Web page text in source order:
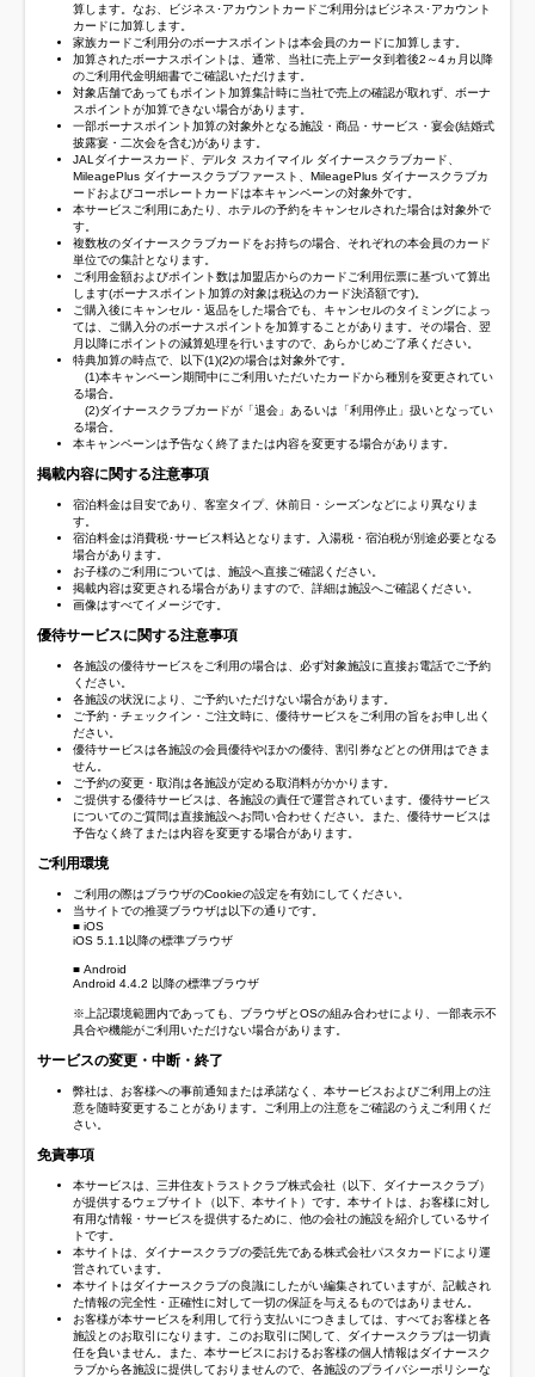
算します。なお、ビジネス･アカウントカードご利用分はビジネス･アカウント
カードに加算します。
家族カードご利用分のボーナスポイントは本会員のカードに加算します。
加算されたボーナスポイントは、通常、当社に売上データ到着後2～4ヵ月以降
のご利用代金明細書でご確認いただけます。
対象店舗であってもポイント加算集計時に当社で売上の確認が取れず、ボーナ
スポイントが加算できない場合があります。
一部ボーナスポイント加算の対象外となる施設・商品・サービス・宴会(結婚式
披露宴・二次会を含む)があります。
JALダイナースカード、デルタ スカイマイル ダイナースクラブカード、
MileagePlus ダイナースクラブファースト、MileagePlus ダイナースクラブカ
ードおよびコーポレートカードは本キャンペーンの対象外です。
本サービスご利用にあたり、ホテルの予約をキャンセルされた場合は対象外で
す。
複数枚のダイナースクラブカードをお持ちの場合、それぞれの本会員のカード
単位での集計となります。
ご利用金額およびポイント数は加盟店からのカードご利用伝票に基づいて算出
します(ボーナスポイント加算の対象は税込のカード決済額です)。
ご購入後にキャンセル・返品をした場合でも、キャンセルのタイミングによっ
ては、ご購入分のボーナスポイントを加算することがあります。その場合、翌
月以降にポイントの減算処理を行いますので、あらかじめご了承ください。
特典加算の時点で、以下(1)(2)の場合は対象外です。
(1)本キャンペーン期間中にご利用いただいたカードから種別を変更されてい
る場合。
(2)ダイナースクラブカードが「退会」あるいは「利用停止」扱いとなってい
る場合。
本キャンペーンは予告なく終了または内容を変更する場合があります。
掲載内容に関する注意事項
宿泊料金は目安であり、客室タイプ、休前日・シーズンなどにより異なりま
す。
宿泊料金は消費税･サービス料込となります。入湯税・宿泊税が別途必要となる
場合があります。
お子様のご利用については、施設へ直接ご確認ください。
掲載内容は変更される場合がありますので、詳細は施設へご確認ください。
画像はすべてイメージです。
優待サービスに関する注意事項
各施設の優待サービスをご利用の場合は、必ず対象施設に直接お電話でご予約
ください。
各施設の状況により、ご予約いただけない場合があります。
ご予約・チェックイン・ご注文時に、優待サービスをご利用の旨をお申し出く
ださい。
優待サービスは各施設の会員優待やほかの優待、割引券などとの併用はできま
せん。
ご予約の変更・取消は各施設が定める取消料がかかります。
ご提供する優待サービスは、各施設の責任で運営されています。優待サービス
についてのご質問は直接施設へお問い合わせください。また、優待サービスは
予告なく終了または内容を変更する場合があります。
ご利用環境
ご利用の際はブラウザのCookieの設定を有効にしてください。
当サイトでの推奨ブラウザは以下の通りです。
■ iOS
iOS 5.1.1以降の標準ブラウザ
■ Android
Android 4.4.2 以降の標準ブラウザ
※上記環境範囲内であっても、ブラウザとOSの組み合わせにより、一部表示不
具合や機能がご利用いただけない場合があります。
サービスの変更・中断・終了
弊社は、お客様への事前通知または承諾なく、本サービスおよびご利用上の注
意を随時変更することがあります。ご利用上の注意をご確認のうえご利用くだ
さい。
免責事項
本サービスは、三井住友トラストクラブ株式会社（以下、ダイナースクラブ）
が提供するウェブサイト（以下、本サイト）です。本サイトは、お客様に対し
有用な情報・サービスを提供するために、他の会社の施設を紹介しているサイ
トです。
本サイトは、ダイナースクラブの委託先である株式会社パスタカードにより運
営されています。
本サイトはダイナースクラブの良識にしたがい編集されていますが、記載され
た情報の完全性・正確性に対して一切の保証を与えるものではありません。
お客様が本サービスを利用して行う支払いにつきましては、すべてお客様と各
施設とのお取引になります。このお取引に関して、ダイナースクラブは一切責
任を負いません。また、本サービスにおけるお客様の個人情報はダイナースク
ラブから各施設に提供しておりませんので、各施設のプライバシーポリシーな